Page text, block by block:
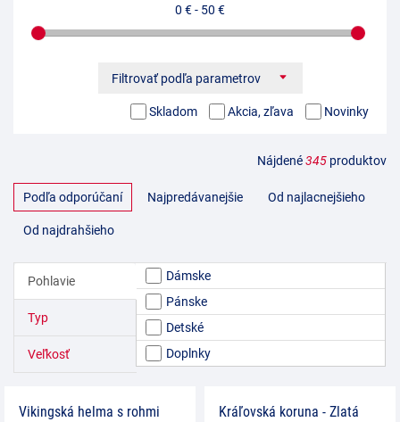
0 €- 50 €
Filtrovať podľa parametrov
Skladom
Akcia, zľava Novinky
Nájdené345 produktov
Podľa odporúčaní Najpredávanejšie
Od najlacnejšieho
Od najdrahšieho
Pohlavie
Typ
Veľkosť
Dámske
Pánske
Detské
Doplnky
Vikingská helma s rohmi Kráľovská koruna - Zlatá